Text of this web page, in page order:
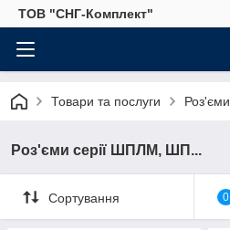
ТОВ "СНГ-Комплект"
Товари та послуги Роз'єми
Роз'єми серії ШПЛМ, ШП...
Сортування 0